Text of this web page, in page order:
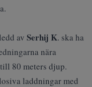
av Serhij K. ska ha
nära
80 meters djup.
laddningar med